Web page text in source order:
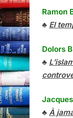
Ramon
♣ El
Dolors
♣
♣ À